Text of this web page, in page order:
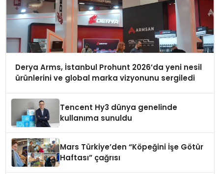
Derya Arms, İstanbul Prohunt 2026’da yeni nesil
ürünlerini ve global marka vizyonunu sergiledi
Tencent Hy3 dünya genelinde
kullanıma sunuldu
Mars Türkiye’den “Köpeğini İşe Götür
Haftası” çağrısı